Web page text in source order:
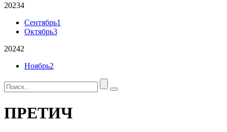
20234
Сентябрь1
Октябрь3
20242
Ноябрь2
ПРЕТИЧ